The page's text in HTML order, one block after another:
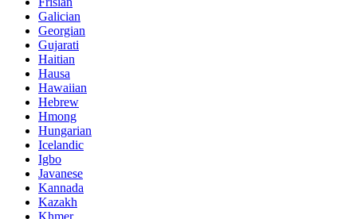
Galician
Georgian
Gujarati
Haitian
Hausa
Hawaiian
Hebrew
Hmong
Hungarian
Icelandic
Igbo
Javanese
Kannada
Kazakh